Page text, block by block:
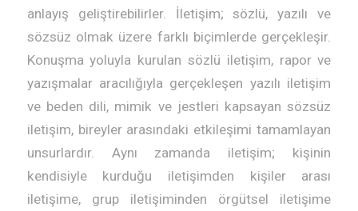
anlayış geliştirebilirler. İletişim; sözlü, yazılı ve
sözsüz olmak üzere farklı biçimlerde gerçekleşir.
Konuşma yoluyla kurulan sözlü iletişim, rapor ve
yazışmalar aracılığıyla gerçekleşen yazılı iletişim
ve beden dili, mimik ve jestleri kapsayan sözsüz
iletişim, bireyler arasındaki etkileşimi tamamlayan
unsurlardır. Aynı zamanda iletişim; kişinin
kendisiyle kurduğu iletişimden kişiler arası
iletişime, grup iletişiminden örgütsel iletişime